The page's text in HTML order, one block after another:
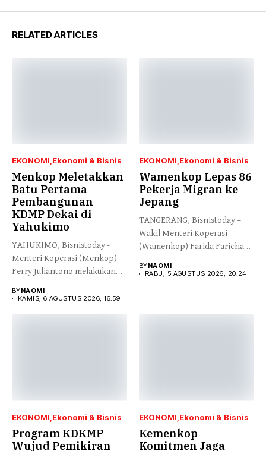
RELATED ARTICLES
EKONOMI Ekonomi & Bisnis
Menkop Meletakkan
Batu Pertama
Pembangunan
KDMP Dekai di
Yahukimo
YAHUKIMO, Bisnistoday -
Menteri Koperasi (Menkop)
Ferry Juliantono melakukan
BYNAOMI
KAMIS, 6 AGUSTUS 2026, 16:59
EKONOMI Ekonomi & Bisnis
Wamenkop Lepas 86
Pekerja Migran ke
Jepang
TANGERANG, Bisnistoday –
Wakil Menteri Koperasi
(Wamenkop) Farida Farichah
BYNAOMI
RABU, 5 AGUSTUS 2026, 20:24
EKONOMI Ekonomi & Bisnis
Program KDKMP
Wujud Pemikiran
EKONOMI Ekonomi & Bisnis
Kemenkop
Komitmen Jaga